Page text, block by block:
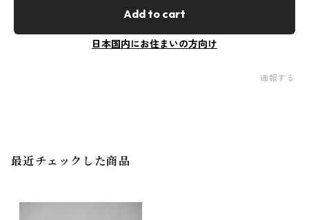
Add to cart
日本国内にお住まいの方向け
通報する
最近チェックした商品